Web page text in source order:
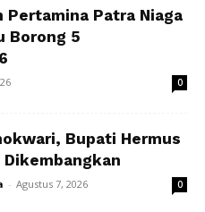
Pertamina Patra Niaga
Borong 5
0
Bupati Hermus
- Agustus 7, 2026 0